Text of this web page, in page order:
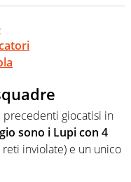
precedenti giocatisi in
sono i Lupi con 4
inviolate) e un unico